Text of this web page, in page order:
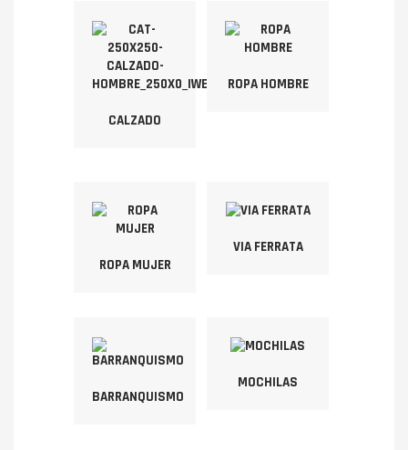
CALZADO
ROPA HOMBRE
ROPA MUJER
VIA FERRATA
BARRANQUISMO
MOCHILAS